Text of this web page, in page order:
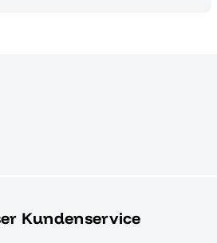
Kundenservice